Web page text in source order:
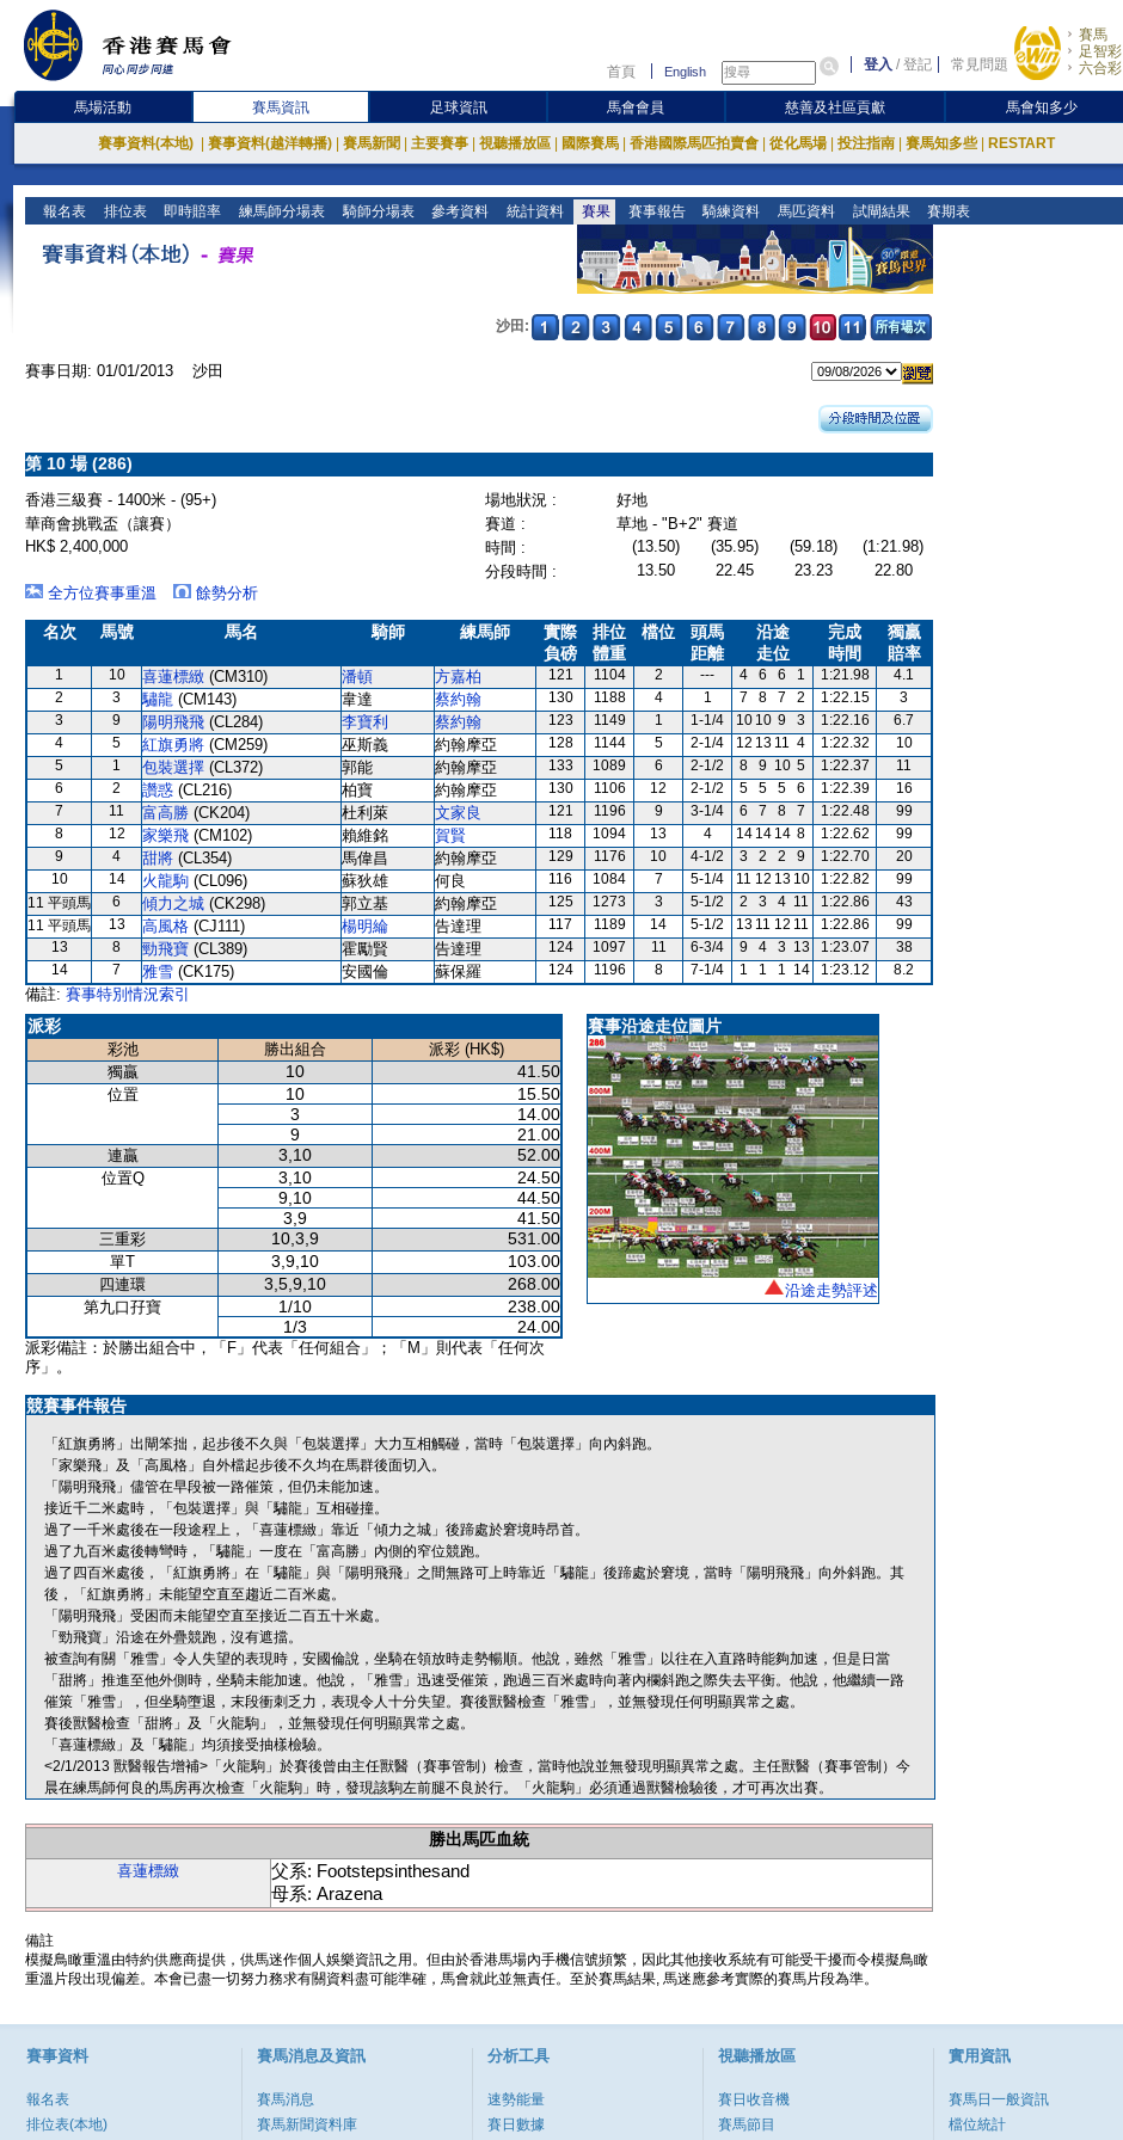
首頁 English 登入 /登記 常見問題
賽馬
足智彩
六合彩
馬場活動 賽馬資訊 足球資訊 馬會會員 慈善及社區貢獻 馬會知多少
賽事資料(本地) 賽事資料(越洋轉播) 賽馬新聞 主要賽事 視聽播放區 國際賽馬 香港國際馬匹拍賣會 從化馬場 投注指南 賽馬知多些 RESTART
報名表 排位表 即時賠率 練馬師分場表 騎師分場表 參考資料 統計資料 賽果 賽事報告 騎練資料 馬匹資料 試閘結果 賽期表
沙田:
賽事日期: 01/01/2013 沙田
第 10 場 (286)
香港三級賽 - 1400米 - (95+) 場地狀況 :
好地
華商會挑戰盃（讓賽）
賽道 :
草地 - "B+2" 賽道
HK$ 2,400,000
時間 : (13.50) (35.95) (59.18)
(1:21.98)
分段時間 :
13.50 22.45 23.23
22.80
全方位賽事重溫
餘勢分析
名次 馬號 馬名 騎師 練馬師
實際
負磅
排位
體重
檔位
頭馬
距離
沿途
走位
完成
時間
獨贏
賠率
1 10 喜蓮標緻 (CM310) 潘頓 方嘉柏 121 1104 2 --- 4 6 6 1 1:21.98
4.1
2
3 驌龍 (CM143) 韋達 蔡約翰 130 1188 4 1 7 8 7 2 1:22.15
3
3
9 陽明飛飛 (CL284) 李寶利 蔡約翰 123 1149 1 1-1/4 10 10 9 3 1:22.16
6.7
4
5 紅旗勇將 (CM259) 巫斯義 約翰摩亞 128 1144 5 2-1/4 12 13 11 4 1:22.32
10
5
1 包裝選擇 (CL372) 郭能 約翰摩亞 133 1089 6 2-1/2 8 9 10 5 1:22.37
11
6
2 讚惑 (CL216) 柏寶 約翰摩亞 130 1106 12 2-1/2 5 5 5 6 1:22.39
16
7
11 富高勝 (CK204) 杜利萊 文家良 121 1196 9 3-1/4 6 7 8 7 1:22.48
99
8
12 家樂飛 (CM102) 賴維銘 賀賢 118 1094 13 4 14 14 14 8 1:22.62
99
9
4 甜將 (CL354) 馬偉昌 約翰摩亞 129 1176 10 4-1/2 3 2 2 9 1:22.70
20
10
14 火龍駒 (CL096) 蘇狄雄 何良 116 1084 7 5-1/4 11 12 13 10 1:22.82
99
11 平頭馬
6 傾力之城 (CK298) 郭立基 約翰摩亞 125 1273 3 5-1/2 2 3 4 11 1:22.86
43
11 平頭馬
13 高風格 (CJ111) 楊明綸 告達理 117 1189 14 5-1/2 13 11 12 11 1:22.86
99
13
8 勁飛寶 (CL389) 霍勵賢 告達理 124 1097 11 6-3/4 9 4 3 13 1:23.07
38
14
7 雅雪 (CK175) 安國倫 蘇保羅 124 1196 8 7-1/4 1 1 1 14 1:23.12 8.2
備註: 賽事特別情況索引
派彩
彩池 勝出組合
派彩 (HK$)
獨贏
10 41.50
位置 10
15.50
3
14.00
9
21.00
連贏 3,10 52.00
位置Q 3,10
24.50
9,10
44.50
3,9
41.50
三重彩 10,3,9 531.00
單T 3,9,10 103.00
四連環 3,5,9,10 268.00
第九口孖寶 1/10
238.00
1/3
24.00
派彩備註：於勝出組合中，「F」代表「任何組合」；「M」則代表「任何次
序」。
賽事沿途走位圖片
沿途走勢評述
競賽事件報告
「紅旗勇將」出閘笨拙，起步後不久與「包裝選擇」大力互相觸碰，當時「包裝選擇」向內斜跑。
「家樂飛」及「高風格」自外檔起步後不久均在馬群後面切入。
「陽明飛飛」儘管在早段被一路催策，但仍未能加速。
接近千二米處時，「包裝選擇」與「驌龍」互相碰撞。
過了一千米處後在一段途程上，「喜蓮標緻」靠近「傾力之城」後蹄處於窘境時昂首。
過了九百米處後轉彎時，「驌龍」一度在「富高勝」內側的窄位競跑。
過了四百米處後，「紅旗勇將」在「驌龍」與「陽明飛飛」之間無路可上時靠近「驌龍」後蹄處於窘境，當時「陽明飛飛」向外斜跑。其
後，「紅旗勇將」未能望空直至趨近二百米處。
「陽明飛飛」受困而未能望空直至接近二百五十米處。
「勁飛寶」沿途在外疊競跑，沒有遮擋。
被查詢有關「雅雪」令人失望的表現時，安國倫說，坐騎在領放時走勢暢順。他說，雖然「雅雪」以往在入直路時能夠加速，但是日當
「甜將」推進至他外側時，坐騎未能加速。他說，「雅雪」迅速受催策，跑過三百米處時向著內欄斜跑之際失去平衡。他說，他繼續一路
催策「雅雪」，但坐騎墮退，末段衝刺乏力，表現令人十分失望。賽後獸醫檢查「雅雪」，並無發現任何明顯異常之處。
賽後獸醫檢查「甜將」及「火龍駒」，並無發現任何明顯異常之處。
「喜蓮標緻」及「驌龍」均須接受抽樣檢驗。
<2/1/2013 獸醫報告增補>「火龍駒」於賽後曾由主任獸醫（賽事管制）檢查，當時他說並無發現明顯異常之處。主任獸醫（賽事管制）今
晨在練馬師何良的馬房再次檢查「火龍駒」時，發現該駒左前腿不良於行。「火龍駒」必須通過獸醫檢驗後，才可再次出賽。
勝出馬匹血統
喜蓮標緻
父系: Footstepsinthesand
母系: Arazena
備註
模擬鳥瞰重溫由特約供應商提供，供馬迷作個人娛樂資訊之用。但由於香港馬場內手機信號頻繁，因此其他接收系統有可能受干擾而令模擬鳥瞰
重溫片段出現偏差。本會已盡一切努力務求有關資料盡可能準確，馬會就此並無責任。至於賽馬結果, 馬迷應參考實際的賽馬片段為準。
賽事資料
報名表
排位表(本地)
賽馬消息及資訊
賽馬消息
賽馬新聞資料庫
分析工具
速勢能量
賽日數據
視聽播放區
賽日收音機
賽馬節目
實用資訊
賽馬日一般資訊
檔位統計